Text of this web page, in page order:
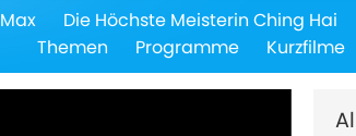
Max Die Höchste Meisterin Ching Hai
Themen
Programme Kurzfilme